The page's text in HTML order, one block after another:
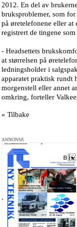
2012. En del av
bruksproblemer, som
på øretelefonene eller
registrert de tingene
- Headsettets
at størrelsen på
ledningsholder i
apparatet praktisk rundt
morgenstell eller annet
omkring, forteller
« Tilbake
ANNONSE